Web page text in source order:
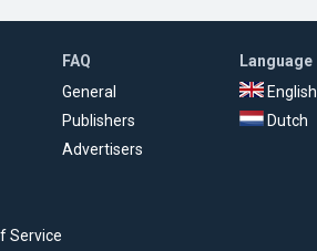
Service
FAQ
General
Publishers
Advertisers
Language
English
Dutch